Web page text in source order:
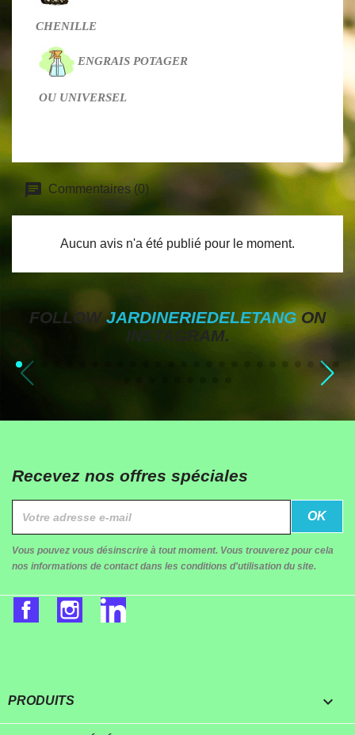
CHENILLE
ENGRAIS POTAGER
OU UNIVERSEL
Commentaires (0)
Aucun avis n'a été publié pour le moment.
FOLLOW JARDINERIEDELETANG ON
INSTAGRAM.
Recevez nos offres spéciales
Vous pouvez vous désinscrire à tout moment. Vous trouverez pour cela
nos informations de contact dans les conditions d'utilisation du site.
FacebookInstagram
PRODUITS 